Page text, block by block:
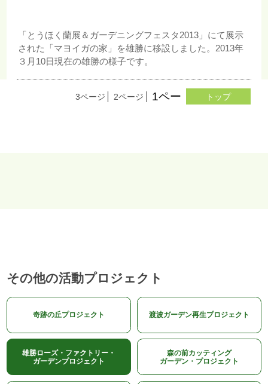
「とうほく蘭展＆ガーデニングフェスタ2013」にて展示
された「マヨイガの家」を雄勝に移設しました。2013年
３月10日現在の雄勝の様子です。
3ページ 2ページ 1ページ トップ
その他の活動プロジェクト
奇跡の丘プロジェクト 渡波ガーデン再生プロジェクト
雄勝ローズ・ファクトリー・
ガーデンプロジェクト
森の前カッティング
ガーデン・プロジェクト